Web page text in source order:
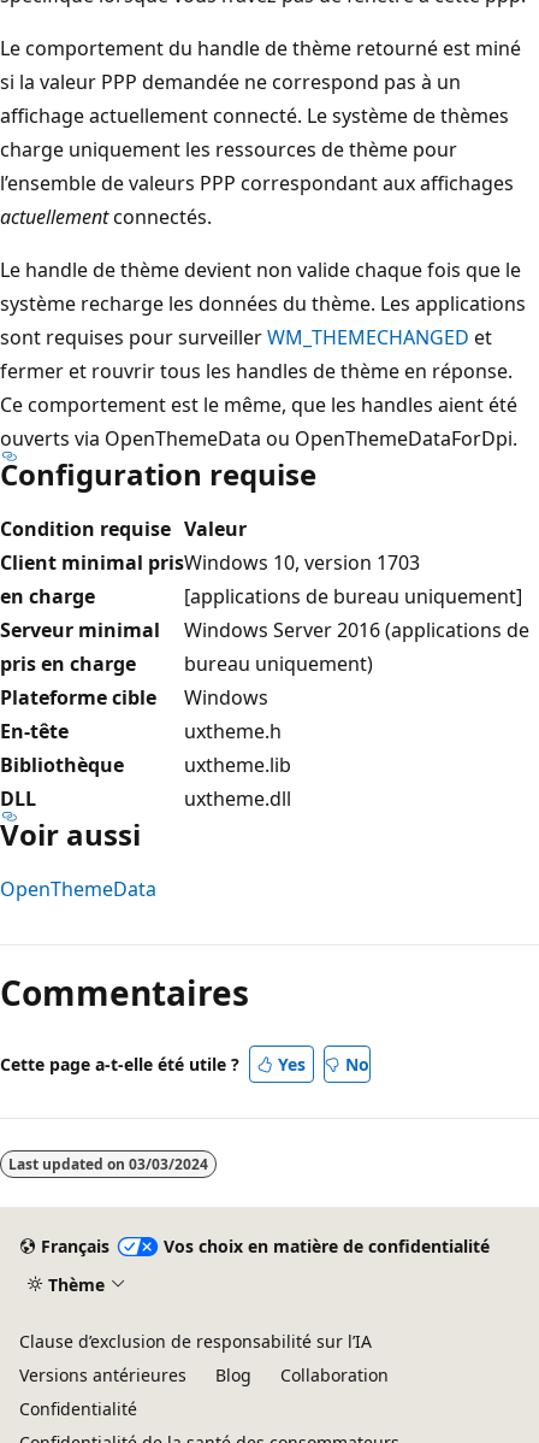
Le comportement du handle de thème retourné est miné
si la valeur PPP demandée ne correspond pas à un
affichage actuellement connecté. Le système de thèmes
charge uniquement les ressources de thème pour
l’ensemble de valeurs PPP correspondant aux affichages
actuellementconnectés.
Le handle de thème devient non valide chaque fois que le
système recharge les données du thème. Les applications
sont requises pour surveillerWM_THEMECHANGED et
fermer et rouvrir tous les handles de thème en réponse.
Ce comportement est le même, que les handles aient été
ouverts via OpenThemeData ou OpenThemeDataForDpi.
Configuration requise
Condition requise Valeur
Client minimal pris
en charge
Windows 10, version 1703
[applications de bureau uniquement]
Serveur minimal
pris en charge
Windows Server 2016 (applications de
bureau uniquement)
Plateforme cible
Windows
En-tête
uxtheme.h
Bibliothèque
uxtheme.lib
DLL
uxtheme.dll
Voir aussi
OpenThemeData
lecture
désactivé
Commentaires
Cette page a-t-elle été utile ? Yes No
Last updated on 03/03/2024
Français
Vos choix en matière de confidentialité
Thème
Clause d’exclusion de responsabilité sur l’IA
Versions antérieures
Blog
Collaboration
Confidentialité